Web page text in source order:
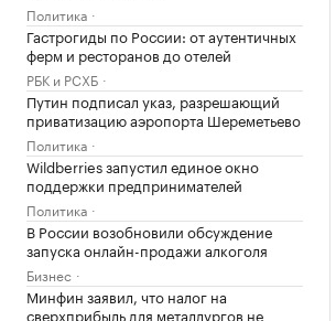
Политика
Гастрогиды по России: от аутентичных
ферм и ресторанов до отелей
РБК и РСХБ
Путин подписал указ, разрешающий
приватизацию аэропорта Шереметьево
Политика
Wildberries запустил единое окно
поддержки предпринимателей
Политика
В России возобновили обсуждение
запуска онлайн-продажи алкоголя
Бизнес
Минфин заявил, что налог на
сверхприбыль для металлургов не